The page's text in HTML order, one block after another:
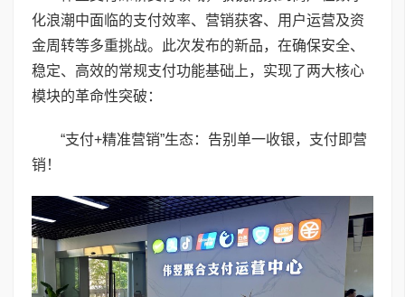
化浪潮中面临的支付效率、营销获客、用户运营及资
金周转等多重挑战。此次发布的新品，在确保安全、
稳定、高效的常规支付功能基础上，实现了两大核心
模块的革命性突破：
“支付+精准营销”生态：告别单一收银，支付即营
销！